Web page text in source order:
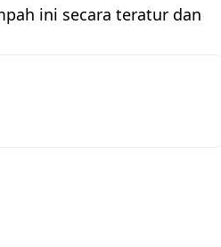
ini secara teratur dan